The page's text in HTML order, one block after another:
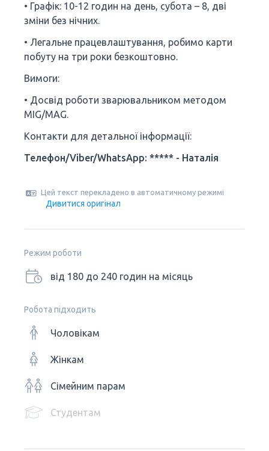
• Графік: 10-12 годин на день, субота – 8, дві
зміни без нічних.
• Легальне працевлаштування, робимо карти
побуту на три роки безкоштовно.
Вимоги:
• Досвід роботи зварювальником методом
MIG/MAG.
Контакти для детальної інформації:
Телефон/Viber/WhatsApp: ***** - Наталія
Цей текст перекладено в автоматичному режимі
Дивитися оригінал
Режим роботи
від 180 до 240 годин на місяць
Робота підходить
Чоловікам
Жінкам
Сімейним парам
Студентам